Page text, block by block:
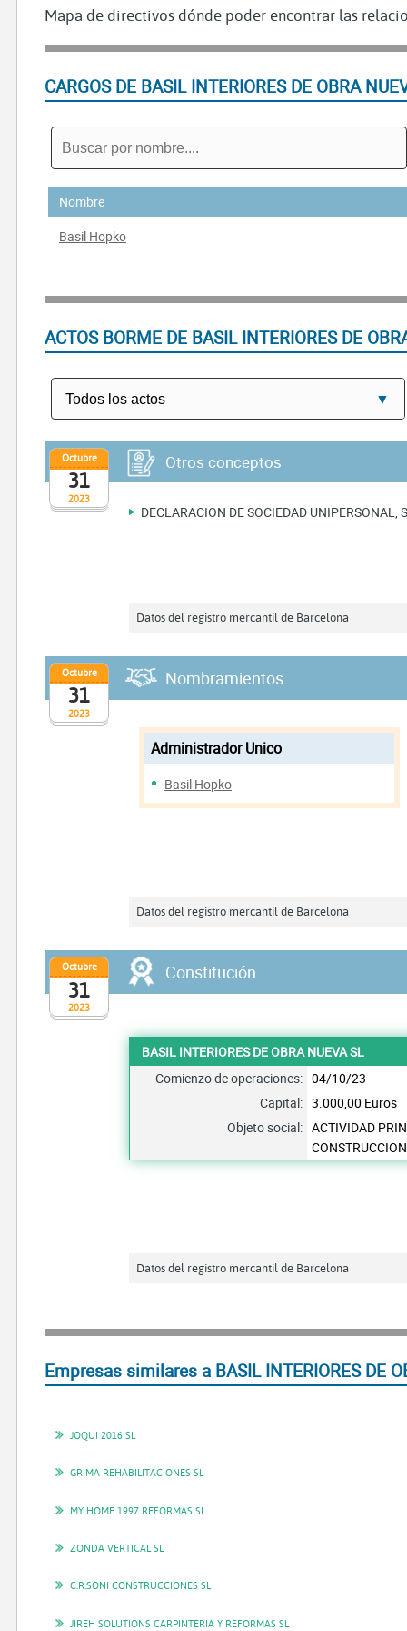
Mapa de directivos dónde poder encontrar las
CARGOS DE BASIL INTERIORES DE OBRA
Nombre
Basil Hopko
ACTOS BORME DE BASIL INTERIORES DE
2023
Octubre
31
Otros conceptos
DECLARACION DE SOCIEDAD UNIPERSONAL,
Datos del registro mercantil de Barcelona
2023
Octubre
31
Nombramientos
Administrador Unico
Basil Hopko
Datos del registro mercantil de Barcelona
2023
Octubre
31
Constitución
BASIL INTERIORES DE OBRA NUEVA SL
Comienzo de operaciones: 04/10/23
Capital: 3.000,00 Euros
Objeto social: ACTIVIDAD
Datos del registro mercantil de Barcelona
Empresas similares a BASIL INTERIORES DE
JOQUI 2016 SL
GRIMA REHABILITACIONES SL
MY HOME 1997 REFORMAS SL
ZONDA VERTICAL SL
C.R.SONI CONSTRUCCIONES SL
JIREH SOLUTIONS CARPINTERIA Y REFORMAS SL